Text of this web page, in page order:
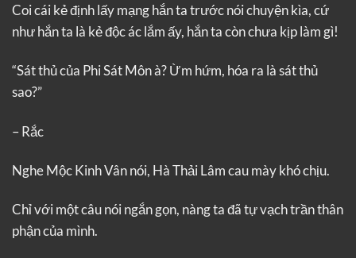
Coi cái kẻ định lấy mạng hắn ta trước nói chuyện kìa, cứ
như hắn ta là kẻ độc ác lắm ấy, hắn ta còn chưa kịp làm gì!
“Sát thủ của Phi Sát Môn à? Ừm hứm, hóa ra là sát thủ
sao?”
– Rắc
Nghe Mộc Kinh Vân nói, Hà Thải Lâm cau mày khó chịu.
Chỉ với một câu nói ngắn gọn, nàng ta đã tự vạch trần thân
phận của mình.